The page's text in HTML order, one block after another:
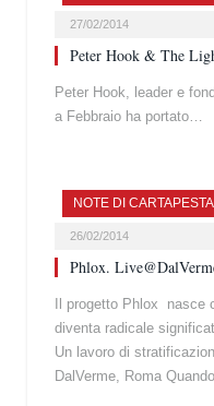
27/02/2014
Peter Hook & The
Peter Hook, leader e
a Febbraio ha portato…
NOTE DI CARTAPESTA
26/02/2014
Phlox.
Il progetto Phlox nasce
diventa radicale
Un lavoro di
DalVerme, Roma